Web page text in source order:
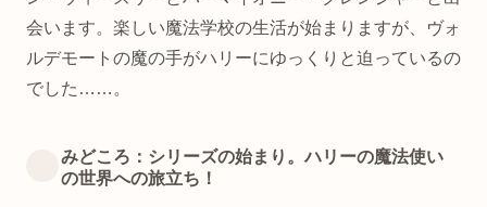
会います。楽しい魔法学校の生活が始まりますが、ヴォ
ルデモートの魔の手がハリーにゆっくりと迫っているの
でした……。
みどころ：シリーズの始まり。ハリーの魔法使い
の世界への旅立ち！